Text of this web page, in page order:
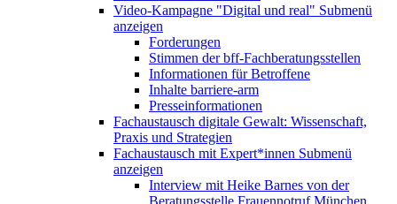
Video-Kampagne "Digital und real" Submenü
anzeigen
Forderungen
Stimmen der bff-Fachberatungsstellen
Informationen für Betroffene
Inhalte barriere-arm
Presseinformationen
Fachaustausch digitale Gewalt: Wissenschaft,
Praxis und Strategien
Fachaustausch mit Expert*innen Submenü
anzeigen
Interview mit Heike Barnes von der
Beratungsstelle Frauennotruf München